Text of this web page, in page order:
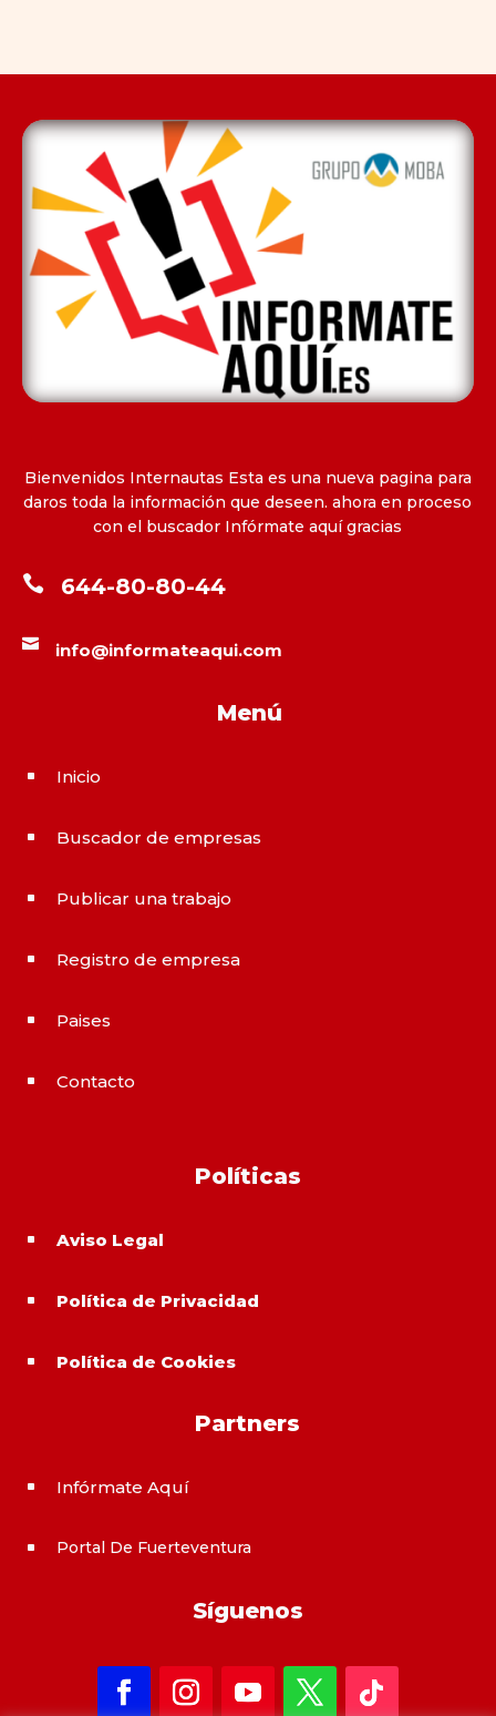
Bienvenidos Internautas Esta es una nueva pagina para
daros toda la información que deseen. ahora en proceso
con el buscador Infórmate aquí gracias
 644-80-80-44
 info@informateaqui.com
Menú
^ Inicio
^ Buscador de empresas
^ Publicar una trabajo
^ Registro de empresa
^ Paises
^ Contacto
Políticas
^ Aviso Legal
^ Política de Privacidad
^ Política de Cookies
Partners
^ Infórmate Aquí
^ Portal De Fuerteventura
Síguenos